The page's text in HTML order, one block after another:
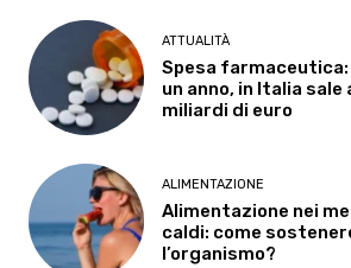
ATTUALITÀ
Spesa farmaceutica:
un anno, in Italia sale
miliardi di euro
ALIMENTAZIONE
Alimentazione nei
caldi: come
l’organismo?